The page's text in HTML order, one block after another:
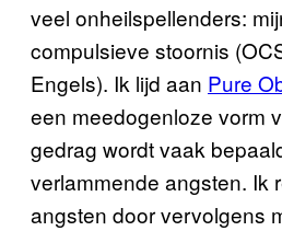
veel onheilspellenders:
compulsieve stoornis
Engels). Ik lijd aan Pure
een meedogenloze vorm
gedrag wordt vaak
verlammende angsten. Ik
angsten door vervolgens